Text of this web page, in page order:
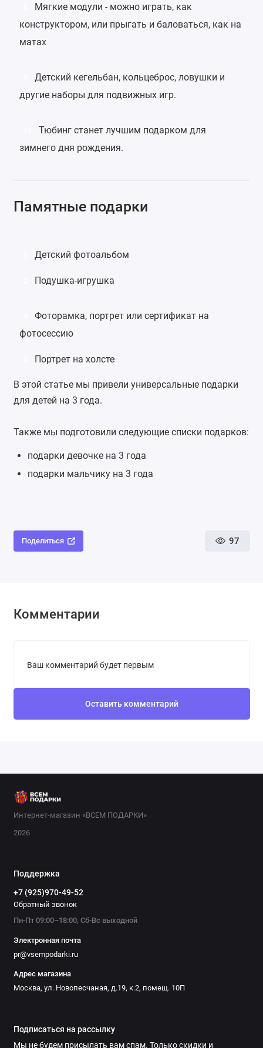
Мягкие модули - можно играть, как
конструктором, или прыгать и баловаться, как на
матах
Детский кегельбан, кольцеброс, ловушки и
другие наборы для подвижных игр.
Тюбинг станет лучшим подарком для
зимнего дня рождения.
Памятные подарки
Детский фотоальбом
Подушка-игрушка
Фоторамка, портрет или сертификат на
фотосессию
Портрет на холсте
В этой статье мы привели универсальные подарки
для детей на 3 года.
Также мы подготовили следующие списки подарков:
подарки девочке на 3 года
подарки мальчику на 3 года
Поделиться 97
Комментарии
Ваш комментарий будет первым
Оставить комментарий
Интернет-магазин «ВСЕМ ПОДАРКИ»
2026
Поддержка
+7 (925)970-49-52
Обратный звонок
Пн-Пт 09:00–18:00, Сб-Вс выходной
Электронная почта
pr@vsempodarki.ru
Адрес магазина
Москва, ул. Новопесчаная, д.19, к.2, помещ. 10П
Подписаться на рассылку
Мы не будем присылать вам спам. Только скидки и